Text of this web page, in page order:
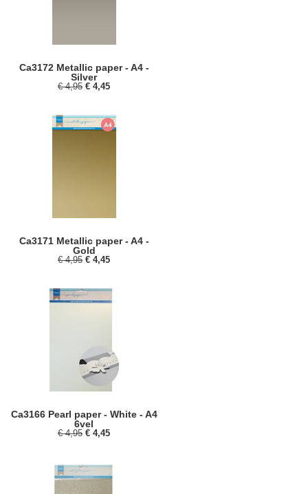
Ca3172 Metallic paper - A4 -
Silver
€ 4,95 € 4,45
Ca3171 Metallic paper - A4 -
Gold
€ 4,95 € 4,45
Ca3166 Pearl paper - White - A4
6vel
€ 4,95 € 4,45